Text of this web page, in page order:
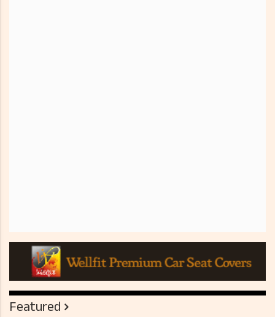
Featured